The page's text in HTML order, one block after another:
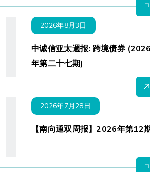
2026年8月3日
中诚信亚太週报: 跨境债券
年第二十七期)
2026年7月28日
【南向通双周报】2026年第12